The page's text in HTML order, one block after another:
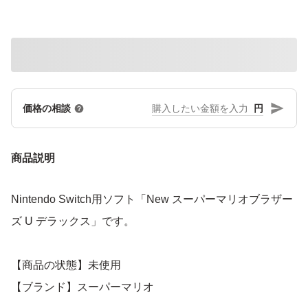
価格の相談 円
商品説明
Nintendo Switch用ソフト「New スーパーマリオブラザー
ズ U デラックス」です。
【商品の状態】未使用
【ブランド】スーパーマリオ